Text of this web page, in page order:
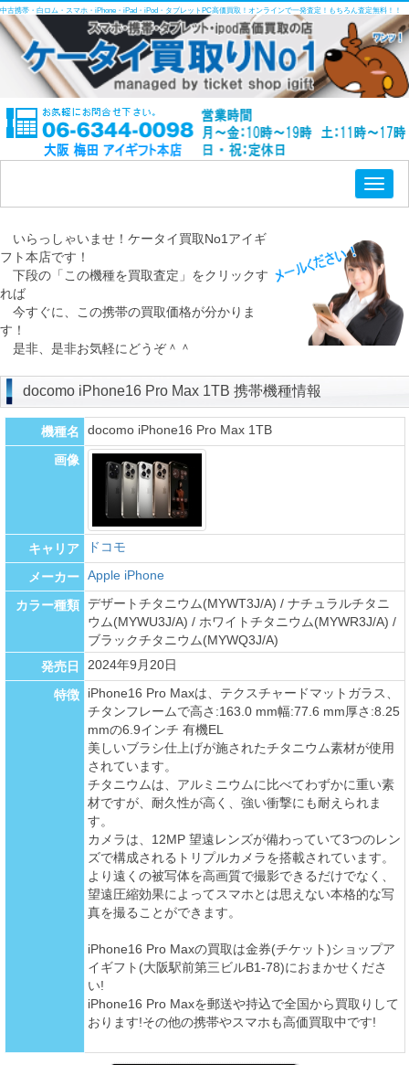
中古携帯・白ロム・スマホ・iPhone・iPad・iPod・タブレットPC高価買取！オンラインで一発査定！もちろん査定無料！！
いらっしゃいませ！ケータイ買取No1アイギ
フト本店です！
下段の「この機種を買取査定」をクリックす
れば
今すぐに、この携帯の買取価格が分かりま
す！
是非、是非お気軽にどうぞ＾＾
docomo iPhone16 Pro Max 1TB 携帯機種情報
機種名 docomo iPhone16 Pro Max 1TB
画像
キャリア ドコモ
メーカー Apple iPhone
カラー種類 デザートチタニウム(MYWT3J/A) / ナチュラルチタニ
ウム(MYWU3J/A) / ホワイトチタニウム(MYWR3J/A) /
ブラックチタニウム(MYWQ3J/A)
発売日
2024年9月20日
特徴
iPhone16 Pro Maxは、テクスチャードマットガラス、
チタンフレームで高さ:163.0 mm幅:77.6 mm厚さ:8.25
mmの6.9インチ 有機EL
美しいブラシ仕上げが施されたチタニウム素材が使用
されています。
チタニウムは、アルミニウムに比べてわずかに重い素
材ですが、耐久性が高く、強い衝撃にも耐えられま
す。
カメラは、12MP 望遠レンズが備わっていて3つのレン
ズで構成されるトリプルカメラを搭載されています。
より遠くの被写体を高画質で撮影できるだけでなく、
望遠圧縮効果によってスマホとは思えない本格的な写
真を撮ることができます。
iPhone16 Pro Maxの買取は金券(チケット)ショップア
イギフト(大阪駅前第三ビルB1-78)におまかせくださ
い!
iPhone16 Pro Maxを郵送や持込で全国から買取りして
おります!その他の携帯やスマホも高価買取中です!